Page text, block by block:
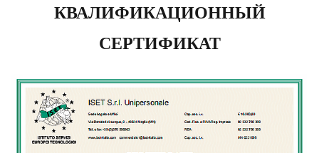
КВАЛИФИКАЦИОННЫЙ
СЕРТИФИКАТ